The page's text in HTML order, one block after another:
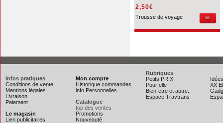
2,50€
Trousse de voyage
Infos pratiques
Conditions de vente
Mentions légales
Livraison
Paiement
Le magasin
Lien publicitaires
Mon compte
Historique commandes
info Personnelles
Catalogue
top des ventes
Promotions
Nouveauté
Rubriques
Petits PRIX
Pour elle
XX
Bien-etre et autre..
Espace Travtrans